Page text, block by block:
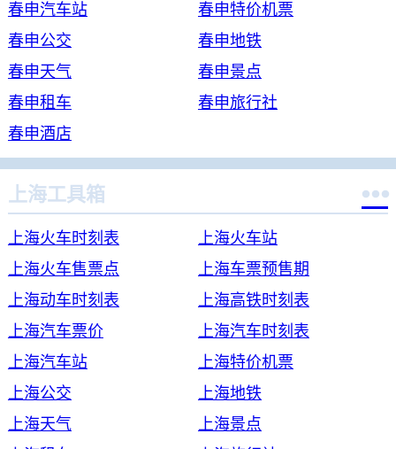
春申汽车站
春申特价机票
春申公交
春申地铁
春申天气
春申景点
春申租车
春申旅行社
春申酒店
上海工具箱 
上海火车时刻表
上海火车站
上海火车售票点
上海车票预售期
上海动车时刻表
上海高铁时刻表
上海汽车票价
上海汽车时刻表
上海汽车站
上海特价机票
上海公交
上海地铁
上海天气
上海景点